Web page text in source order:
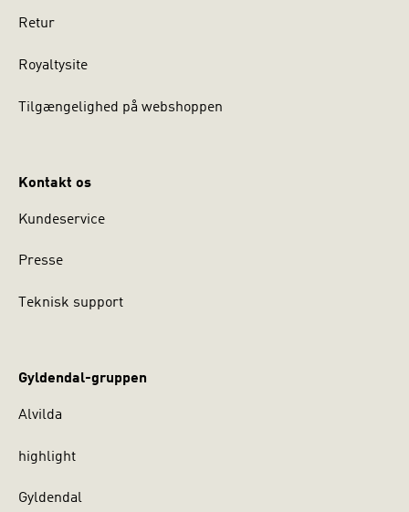
Retur
Royaltysite
Tilgængelighed på webshoppen
Kontakt os
Kundeservice
Presse
Teknisk support
Gyldendal-gruppen
Alvilda
highlight
Gyldendal